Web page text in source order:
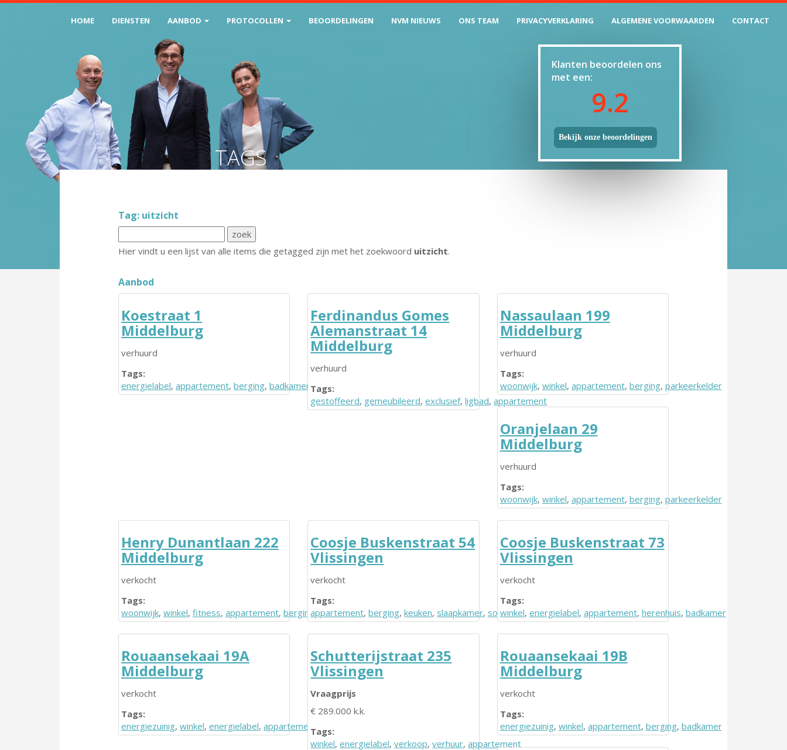
Klanten beoordelen ons
met een:
9.2
Bekijk onze beoordelingen
HOME DIENSTEN AANBOD PROTOCOLLEN BEOORDELINGEN NVM NIEUWS ONS TEAM PRIVACYVERKLARING ALGEMENE VOORWAARDEN CONTACT
TAGS
Tag: uitzicht
Hier vindt u een lijst van alle items die getagged zijn met het zoekwoord uitzicht.
Aanbod
Koestraat 1
Middelburg
verhuurd
Tags:
energielabel, appartement, berging, badkamer ,keuken
Ferdinandus Gomes
Alemanstraat 14
Middelburg
verhuurd
Tags:
gestoffeerd, gemeubileerd,exclusief,ligbad,appartement
Nassaulaan 199
Middelburg
verhuurd
Tags:
woonwijk, winkel, appartement, berging, parkeerkelder
Oranjelaan 29
Middelburg
verhuurd
Tags:
woonwijk, winkel, appartement, berging, parkeerkelder
Henry Dunantlaan 222
Middelburg
verkocht
Tags:
woonwijk, winkel, fitness, appartement, berging
Coosje Buskenstraat 54
Vlissingen
verkocht
Tags:
appartement,berging,keuken, slaapkamer, souterrain
Coosje Buskenstraat 73
Vlissingen
verkocht
Tags:
winkel, energielabel, appartement, herenhuis, badkamer
Rouaansekaai 19A
Middelburg
verkocht
Tags:
energiezuinig, winkel, energielabel, appartement
Schutterijstraat 235
Vlissingen
Vraagprijs
€ 289.000 k.k.
Tags:
winkel,energielabel,verkoop,verhuur,appartement
Rouaansekaai 19B
Middelburg
verkocht
Tags:
energiezuinig, winkel, appartement, berging, badkamer